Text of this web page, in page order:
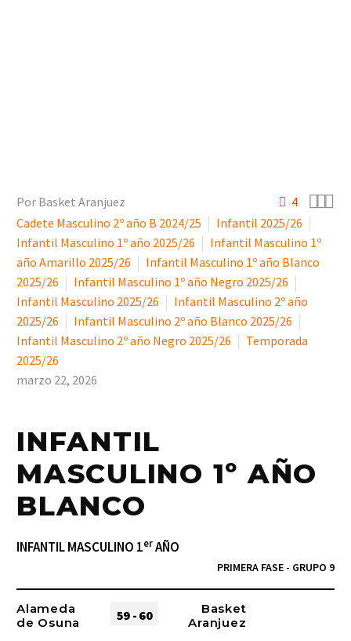
4 
Por Basket Aranjuez
Cadete Masculino 2º año B 2024/25
Infantil 2025/26
Infantil Masculino 1º año 2025/26
Infantil Masculino 1º
año Amarillo 2025/26
Infantil Masculino 1º año Blanco
2025/26
Infantil Masculino 1º año Negro 2025/26
Infantil Masculino 2025/26
Infantil Masculino 2º año
2025/26
Infantil Masculino 2º año Blanco 2025/26
Infantil Masculino 2º año Negro 2025/26
Temporada
2025/26
marzo 22, 2026
INFANTIL
MASCULINO 1º AÑO
BLANCO
INFANTIL MASCULINO 1erAÑO
PRIMERA FASE - GRUPO 9
Alameda
de Osuna
59 - 60
Basket
Aranjuez